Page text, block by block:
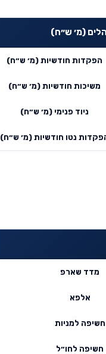
(מ׳ ש״ח)
הפקדות חודשיות (מ׳ ש״ח)
משיכות חודשיות (מ׳ ש״ח)
ניוד פנימי (מ׳ ש״ח)
נטו חודשיות (מ׳ ש״ח)
מדד שארפ
אלפא
חשיפה למניות
חשיפה לחו״ל